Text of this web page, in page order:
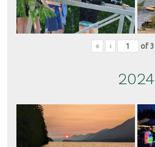
« ‹ of3
2024